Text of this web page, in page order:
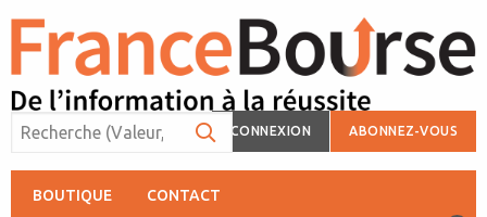
CONNEXION ABONNEZ-VOUS
BOUTIQUE CONTACT